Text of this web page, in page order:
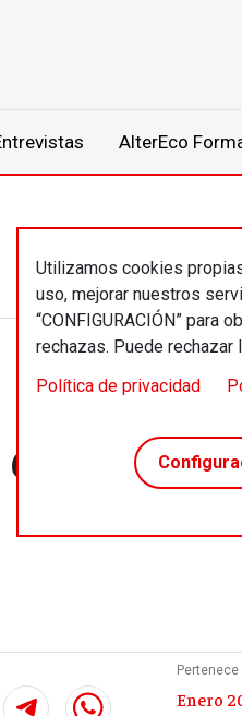
AlterEco
Utilizamos cookies
uso, mejorar nuestros
“CONFIGURACIÓN”
rechazas. Puede rechazar
Política de privacidad
Enero